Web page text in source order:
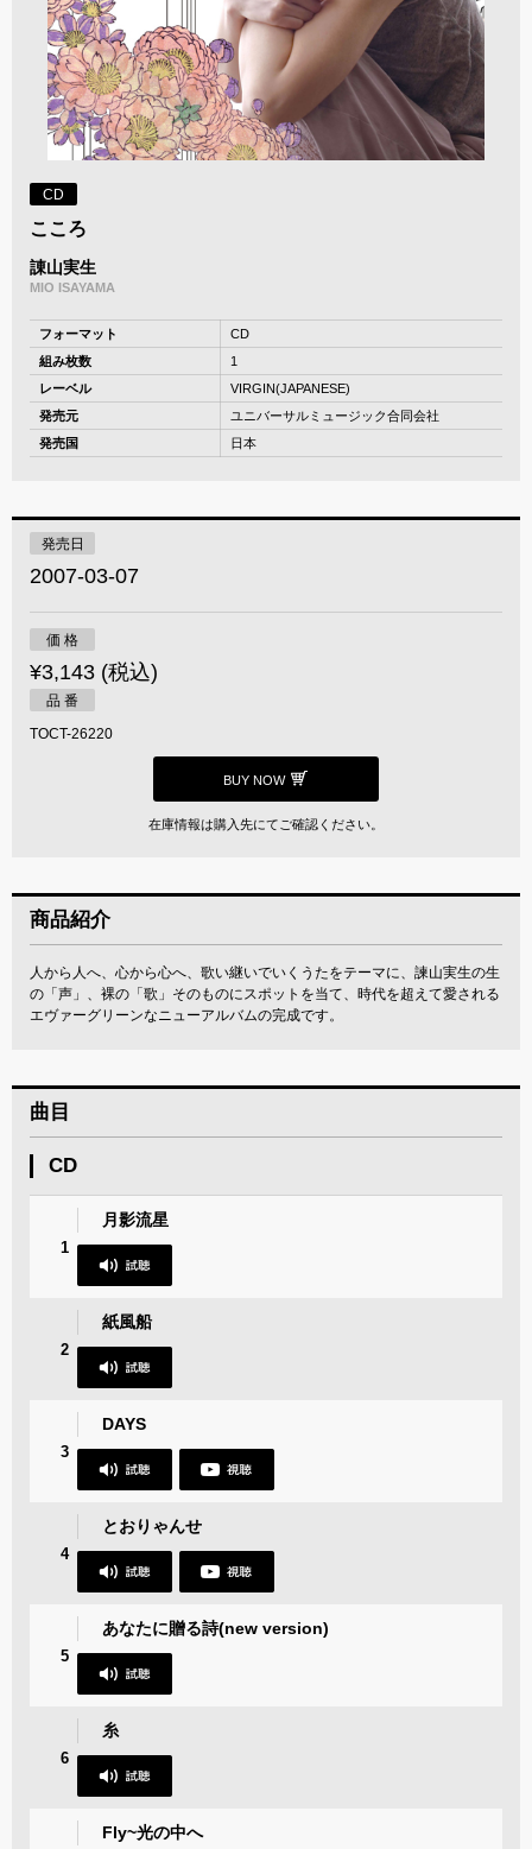
CD
こころ
諌山実生
MIO ISAYAMA
フォーマット
CD
組み枚数
1
レーベル
VIRGIN(JAPANESE)
発売元
ユニバーサルミュージック合同会社
発売国
日本
発売日
2007-03-07
価 格
¥3,143 (税込)
品 番
TOCT-26220
BUY NOW
在庫情報は購入先にてご確認ください。
商品紹介
人から人へ、心から心へ、歌い継いでいくうたをテーマに、諫山実生の生
の「声」、裸の「歌」そのものにスポットを当て、時代を超えて愛される
エヴァーグリーンなニューアルバムの完成です。
曲目
CD
1
月影流星
2
紙風船
3
DAYS
4
とおりゃんせ
5
あなたに贈る詩(new version)
6
糸
Fly~光の中へ